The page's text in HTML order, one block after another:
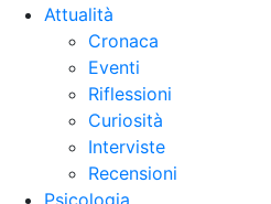
Attualità
Cronaca
Eventi
Riflessioni
Curiosità
Interviste
Recensioni
Psicologia